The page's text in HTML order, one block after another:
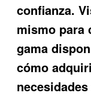
confianza.
mismo para
gama
cómo